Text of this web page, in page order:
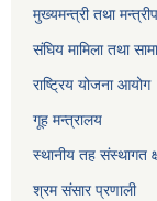
मुख्यमन्त्री तथा
संघिय मामिला तथा
राष्ट्रिय योजना आयोग
गूह मन्त्रालय
स्थानीय तह संस्थागत
श्रम संसार प्रणाली